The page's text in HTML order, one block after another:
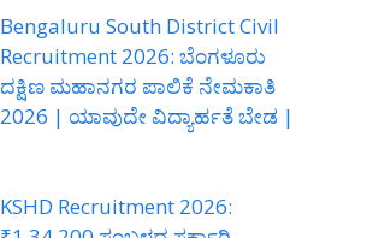
Bengaluru South District Civil
Recruitment 2026: ಬೆಂಗಳೂರು
ದಕ್ಷಿಣ ಮಹಾನಗರ ಪಾಲಿಕೆ ನೇಮಕಾತಿ
2026 | ಯಾವುದೇ ವಿದ್ಯಾರ್ಹತೆ ಬೇಡ |
KSHD Recruitment 2026: